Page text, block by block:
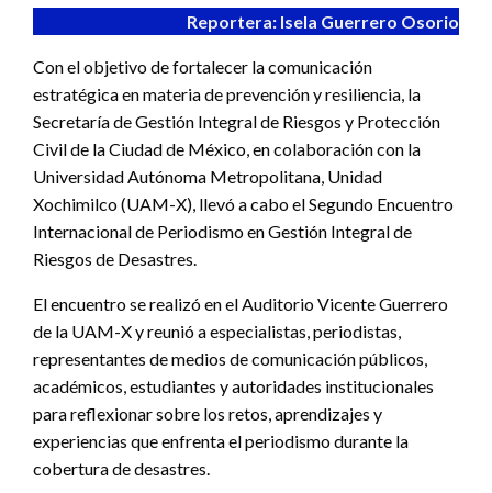
Reportera: Isela Guerrero Osorio
Con el objetivo de fortalecer la comunicación
estratégica en materia de prevención y resiliencia, la
Secretaría de Gestión Integral de Riesgos y Protección
Civil de la Ciudad de México, en colaboración con la
Universidad Autónoma Metropolitana, Unidad
Xochimilco (UAM-X), llevó a cabo el Segundo Encuentro
Internacional de Periodismo en Gestión Integral de
Riesgos de Desastres.
El encuentro se realizó en el Auditorio Vicente Guerrero
de la UAM-X y reunió a especialistas, periodistas,
representantes de medios de comunicación públicos,
académicos, estudiantes y autoridades institucionales
para reflexionar sobre los retos, aprendizajes y
experiencias que enfrenta el periodismo durante la
cobertura de desastres.